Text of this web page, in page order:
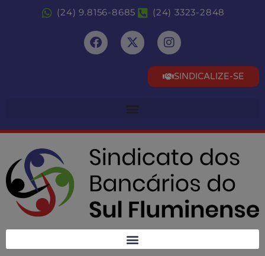
(24) 9.8156-8685 (24) 3323-2848
SINDICALIZE-SE